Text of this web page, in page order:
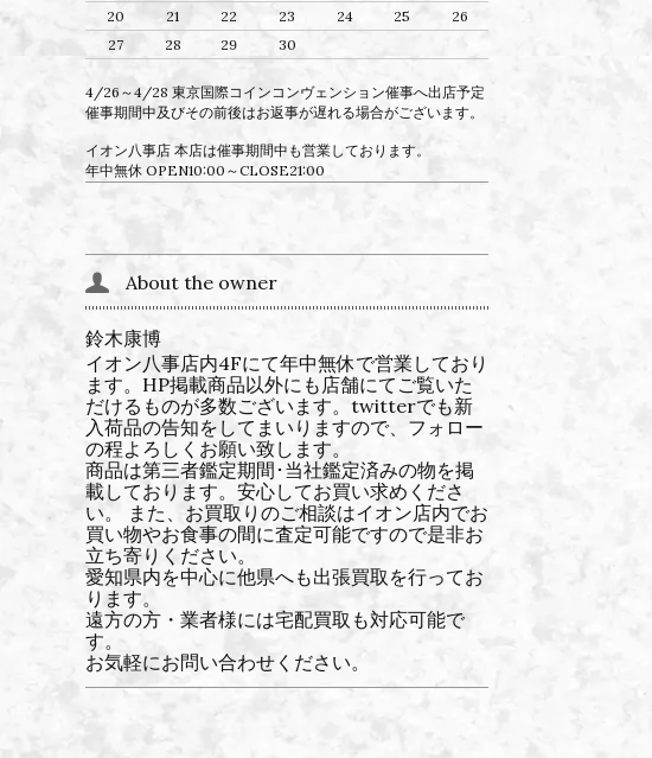
20
21 22 23 24 25
26
27
28 29 30
4/26～4/28 東京国際コインコンヴェンション催事へ出店予定
催事期間中及びその前後はお返事が遅れる場合がございます。
イオン八事店 本店は催事期間中も営業しております。
年中無休 OPEN10:00～CLOSE21:00
About the owner
鈴木康博
イオン八事店内4Fにて年中無休で営業しており
ます。HP掲載商品以外にも店舗にてご覧いた
だけるものが多数ございます。twitterでも新
入荷品の告知をしてまいりますので、フォロー
の程よろしくお願い致します。
商品は第三者鑑定期間･当社鑑定済みの物を掲
載しております。安心してお買い求めくださ
い。 また、お買取りのご相談はイオン店内でお
買い物やお食事の間に査定可能ですので是非お
立ち寄りください。
愛知県内を中心に他県へも出張買取を行ってお
ります。
遠方の方・業者様には宅配買取も対応可能で
す。
お気軽にお問い合わせください。